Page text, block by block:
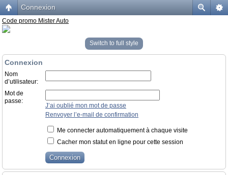
Connexion
Code promo Mister Auto
Switch to full style
Connexion
Nom
d’utilisateur:
Mot de
passe:
J’ai oublié mon mot de passe
Renvoyer l’e-mail de confirmation
Me connecter automatiquement à chaque visite
Cacher mon statut en ligne pour cette session